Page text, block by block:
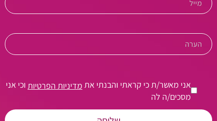
אני מאשר/ת כי קראתי והבנתי את מדיניות הפרטיות וכי אני
מסכים/ה לה